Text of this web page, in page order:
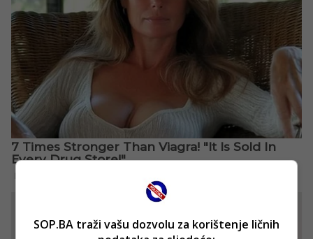
SOP.BA traži vašu dozvolu za korištenje ličnih